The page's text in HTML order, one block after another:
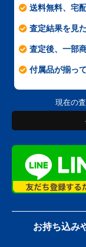
送料無料、宅
査定結果を見
査定後、一部
付属品が揃っ
現在の
お持ち込み